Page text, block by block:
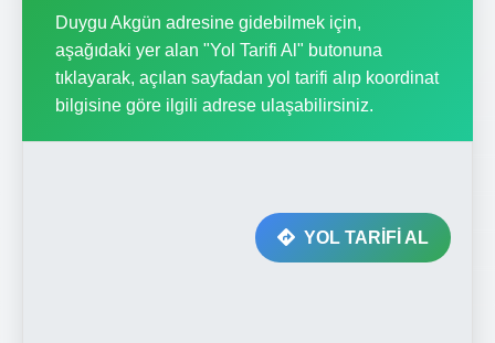
Duygu Akgün adresine gidebilmek için,
aşağıdaki yer alan "Yol Tarifi Al" butonuna
tıklayarak, açılan sayfadan yol tarifi alıp koordinat
bilgisine göre ilgili adrese ulaşabilirsiniz.
YOL TARİFİ AL